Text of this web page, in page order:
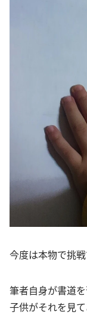
今度は本物で挑戦
筆者自身が書道を
子供がそれを見